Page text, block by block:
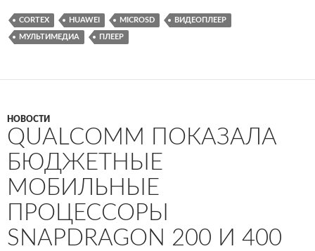
CORTEX HUAWEI MICROSD ВИДЕОПЛЕЕР
МУЛЬТИМЕДИА ПЛЕЕР
НОВОСТИ
QUALCOMM ПОКАЗАЛА
БЮДЖЕТНЫЕ
МОБИЛЬНЫЕ
ПРОЦЕССОРЫ
SNAPDRAGON 200 И 400